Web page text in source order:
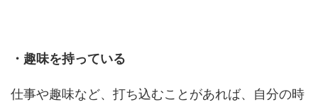
・趣味を持っている
仕事や趣味など、打ち込むことがあれば、自分の時